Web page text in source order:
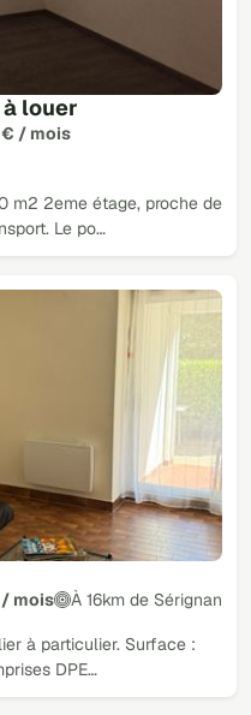
louer
/ mois
m2 2eme étage, proche de
Le po…
mois À 16km de Sérignan
à particulier. Surface :
DPE…